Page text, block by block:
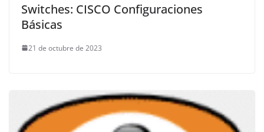
Switches: CISCO Configuraciones
Básicas
21 de octubre de 2023